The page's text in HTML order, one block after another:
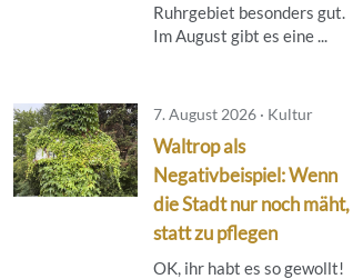
Ruhrgebiet besonders gut.
Im August gibt es eine ...
7. August 2026 · Kultur
Waltrop als
Negativbeispiel: Wenn
die Stadt nur noch mäht,
statt zu pflegen
OK, ihr habt es so gewollt!